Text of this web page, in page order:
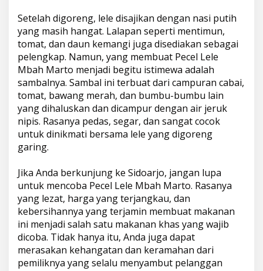
Setelah digoreng, lele disajikan dengan nasi putih
yang masih hangat. Lalapan seperti mentimun,
tomat, dan daun kemangi juga disediakan sebagai
pelengkap. Namun, yang membuat Pecel Lele
Mbah Marto menjadi begitu istimewa adalah
sambalnya. Sambal ini terbuat dari campuran cabai,
tomat, bawang merah, dan bumbu-bumbu lain
yang dihaluskan dan dicampur dengan air jeruk
nipis. Rasanya pedas, segar, dan sangat cocok
untuk dinikmati bersama lele yang digoreng
garing.
Jika Anda berkunjung ke Sidoarjo, jangan lupa
untuk mencoba Pecel Lele Mbah Marto. Rasanya
yang lezat, harga yang terjangkau, dan
kebersihannya yang terjamin membuat makanan
ini menjadi salah satu makanan khas yang wajib
dicoba. Tidak hanya itu, Anda juga dapat
merasakan kehangatan dan keramahan dari
pemiliknya yang selalu menyambut pelanggan